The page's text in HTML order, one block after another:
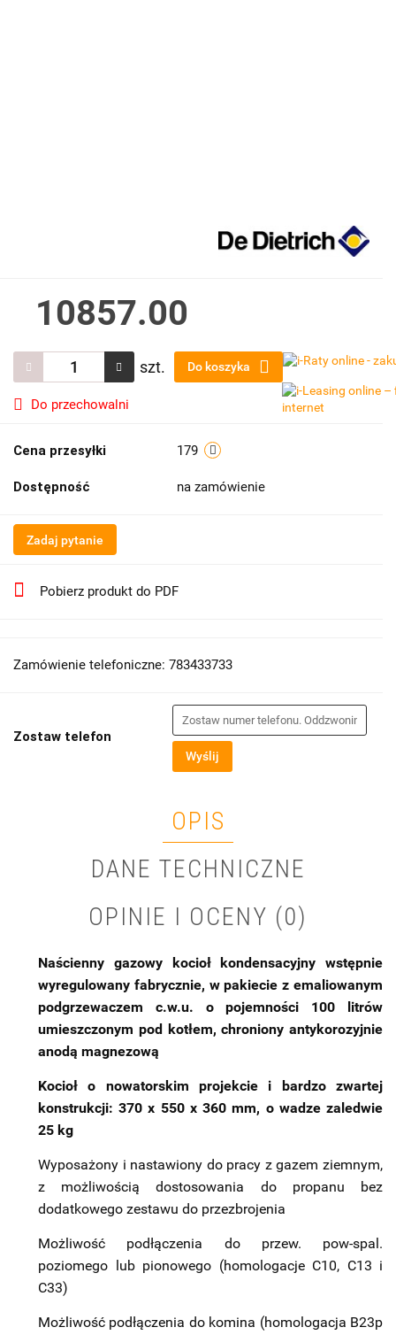
10857.00
szt. Do koszyka
Do przechowalni
Cena przesyłki 179
Dostępność na zamówienie
Zadaj pytanie
Pobierz produkt do PDF
Zamówienie telefoniczne: 783433733
Zostaw telefon
Wyślij
OPIS
DANE TECHNICZNE
OPINIE I OCENY (0)
Naścienny gazowy kocioł kondensacyjny wstępnie
wyregulowany fabrycznie, w pakiecie z emaliowanym
podgrzewaczem c.w.u. o pojemności 100 litrów
umieszczonym pod kotłem, chroniony antykorozyjnie
anodą magnezową
Kocioł o nowatorskim projekcie i bardzo zwartej
konstrukcji: 370 x 550 x 360 mm, o wadze zaledwie
25 kg
Wyposażony i nastawiony do pracy z gazem ziemnym,
z możliwością dostosowania do propanu bez
dodatkowego zestawu do przezbrojenia
Możliwość podłączenia do przew. pow-spal.
poziomego lub pionowego (homologacje C10, C13 i
C33)
Możliwość podłączenia do komina (homologacja B23p